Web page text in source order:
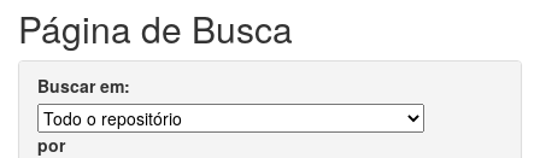
Página de Busca
Buscar em:
por